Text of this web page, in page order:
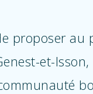
proposer
et-